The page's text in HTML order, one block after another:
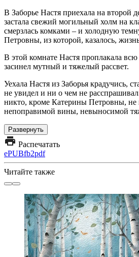
В Заборье Настя приехала на второй
застала свежий могильный холм на
смерзлась комками – и холодную
Петровны, из которой, казалось,
В этой комнате Настя проплакала
засинел мутный и тяжелый рассвет.
Уехала Настя из Заборья крадучись,
не увидел и ни о чем не
никто, кроме Катерины Петровны, не
непоправимой вины, невыносимой
Развернуть
Распечатать
ePUBfb2pdf
Читайте также